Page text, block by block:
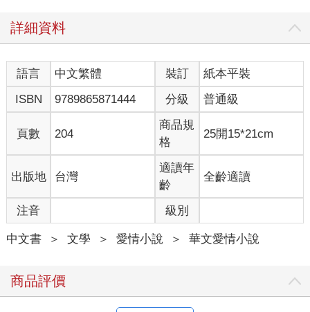
詳細資料
語言 中文繁體 裝訂
紙本平裝
ISBN
9789865871444 分級 普通級
頁數 204
商品規
格
25開15*21cm
出版地 台灣
適讀年
齡
全齡適讀
注音 級別
中文書 ＞ 文學 ＞ 愛情小說 ＞ 華文愛情小說
商品評價